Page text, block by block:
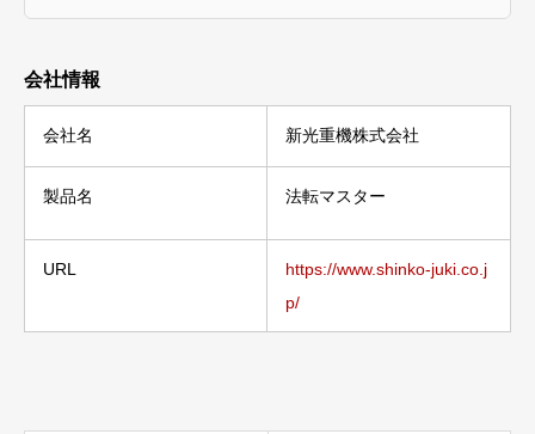
会社情報
会社名 新光重機株式会社
製品名 法転マスター
URL
https://www.shinko-juki.co.j
p/